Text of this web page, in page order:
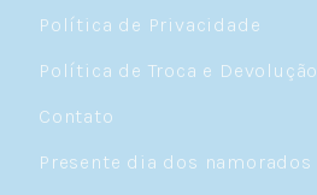
Política de Privacidade
Política de Troca e Devolução
Contato
Presente dia dos namorados